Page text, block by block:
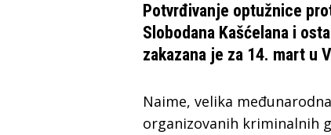
Potvrđivanje optužnice
Slobodana Kašćelana i
zakazana je za 14. mart u
Naime, velika međunarodna
organizovanih kriminalnih